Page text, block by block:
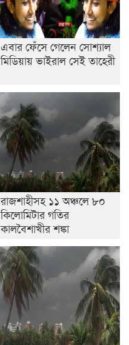
এবার ফেঁসে গেলেন সোশ্যাল
মিডিয়ায় ভাইরাল সেই তাহেরী
রাজশাহীসহ ১১ অঞ্চলে ৮০
কিলোমিটার গতির
কালবৈশাখীর শঙ্কা